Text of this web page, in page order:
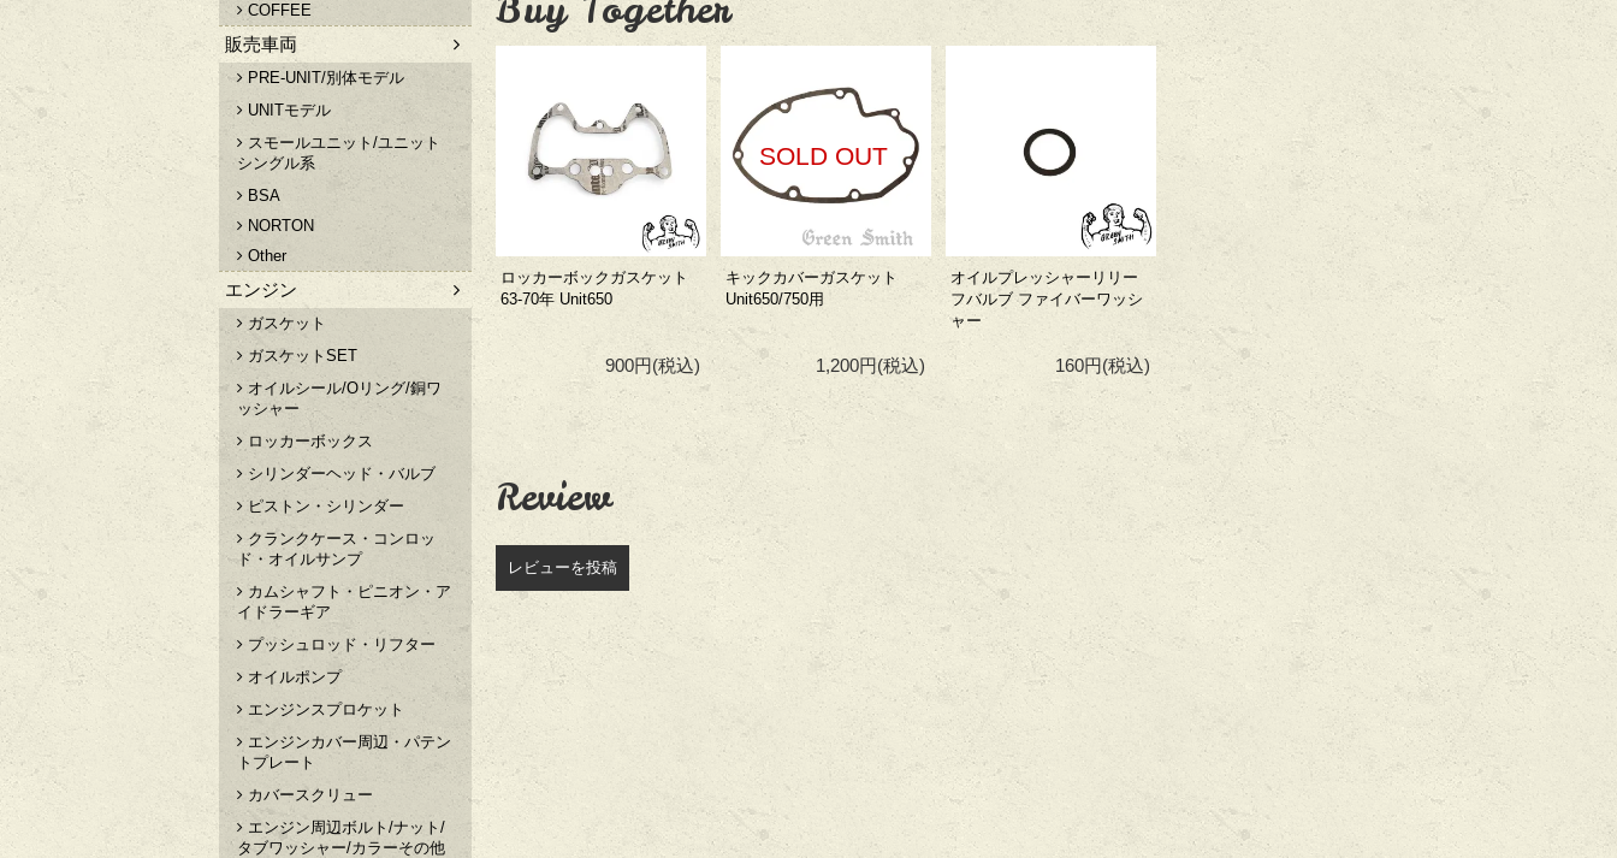
Buy Together
ロッカーボックガスケット
63-70年 Unit650
900円(税込)
SOLD OUT
キックカバーガスケット
Unit650/750用
1,200円(税込)
オイルプレッシャーリリー
フバルブ ファイバーワッシ
ャー
160円(税込)
Review
レビューを投稿
COFFEE
販売車両
PRE-UNIT/別体モデル
UNITモデル
スモールユニット/ユニット
シングル系
BSA
NORTON
Other
エンジン
ガスケット
ガスケットSET
オイルシール/Oリング/銅ワ
ッシャー
ロッカーボックス
シリンダーヘッド・バルブ
ピストン・シリンダー
クランクケース・コンロッ
ド・オイルサンプ
カムシャフト・ピニオン・ア
イドラーギア
プッシュロッド・リフター
オイルポンプ
エンジンスプロケット
エンジンカバー周辺・パテン
トプレート
カバースクリュー
エンジン周辺ボルト/ナット/
タブワッシャー/カラーその他